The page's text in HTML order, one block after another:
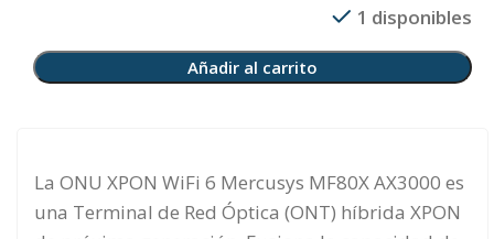
1 disponibles
Añadir al carrito
La ONU XPON WiFi 6 Mercusys MF80X AX3000 es
una Terminal de Red Óptica (ONT) híbrida XPON